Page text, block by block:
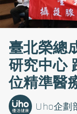
臺北榮總
研究中心
位精準醫
Uho企劃